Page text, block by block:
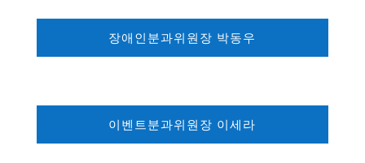
장애인분과위원장 박동우
이벤트분과위원장 이세라